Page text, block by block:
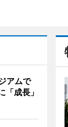
アムで
成長」